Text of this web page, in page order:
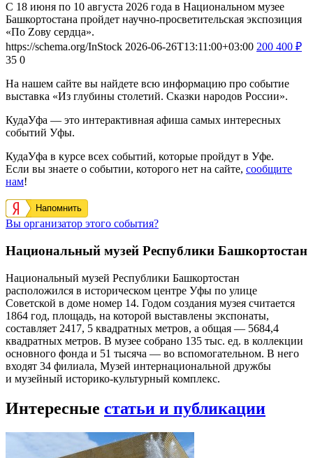
С 18 июня по 10 августа 2026 года в Национальном музее
Башкортостана пройдет научно-просветительская экспозиция
«По Zову сердца».
https://schema.org/InStock 2026-06-26T13:11:00+03:00 200 400 ₽
35 0
На нашем сайте вы найдете всю информацию про событие
выставка «Из глубины столетий. Сказки народов России».
КудаУфа — это интерактивная афиша самых интересных
событий Уфы.
КудаУфа в курсе всех событий, которые пройдут в Уфе.
Если вы знаете о событии, которого нет на сайте, сообщите
нам!
Напомнить
Вы организатор этого события?
Национальный музей Республики Башкортостан
Национальный музей Республики Башкортостан
расположился в историческом центре Уфы по улице
Советской в доме номер 14. Годом создания музея считается
1864 год, площадь, на которой выставлены экспонаты,
составляет 2417, 5 квадратных метров, а общая — 5684,4
квадратных метров. В музее собрано 135 тыс. ед. в коллекции
основного фонда и 51 тысяча — во вспомогательном. В него
входят 34 филиала, Музей интернациональной дружбы
и музейный историко-культурный комплекс.
Интересные статьи и публикации